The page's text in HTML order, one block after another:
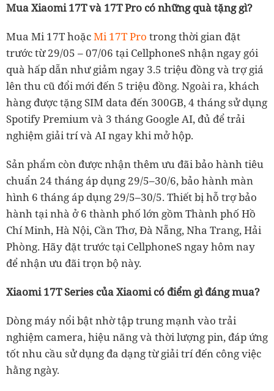
Mua Xiaomi 17T và 17T Pro có những quà tặng gì?
Mua Mi 17T hoặcMi 17T Pro trong thời gian đặt
trước từ 29/05 – 07/06 tại CellphoneS nhận ngay gói
quà hấp dẫn như giảm ngay 3.5 triệu đồng và trợ giá
lên thu cũ đổi mới đến 5 triệu đồng. Ngoài ra, khách
hàng được tặng SIM data đến 300GB, 4 tháng sử dụng
Spotify Premium và 3 tháng Google AI, đủ để trải
nghiệm giải trí và AI ngay khi mở hộp.
Sản phẩm còn được nhận thêm ưu đãi bảo hành tiêu
chuẩn 24 tháng áp dụng 29/5–30/6, bảo hành màn
hình 6 tháng áp dụng 29/5–30/5. Thiết bị hỗ trợ bảo
hành tại nhà ở 6 thành phố lớn gồm Thành phố Hồ
Chí Minh, Hà Nội, Cần Thơ, Đà Nẵng, Nha Trang, Hải
Phòng. Hãy đặt trước tại CellphoneS ngay hôm nay
để nhận ưu đãi trọn bộ này.
Xiaomi 17T Series của Xiaomi có điểm gì đáng mua?
Dòng máy nổi bật nhờ tập trung mạnh vào trải
nghiệm camera, hiệu năng và thời lượng pin, đáp ứng
tốt nhu cầu sử dụng đa dạng từ giải trí đến công việc
hằng ngày.